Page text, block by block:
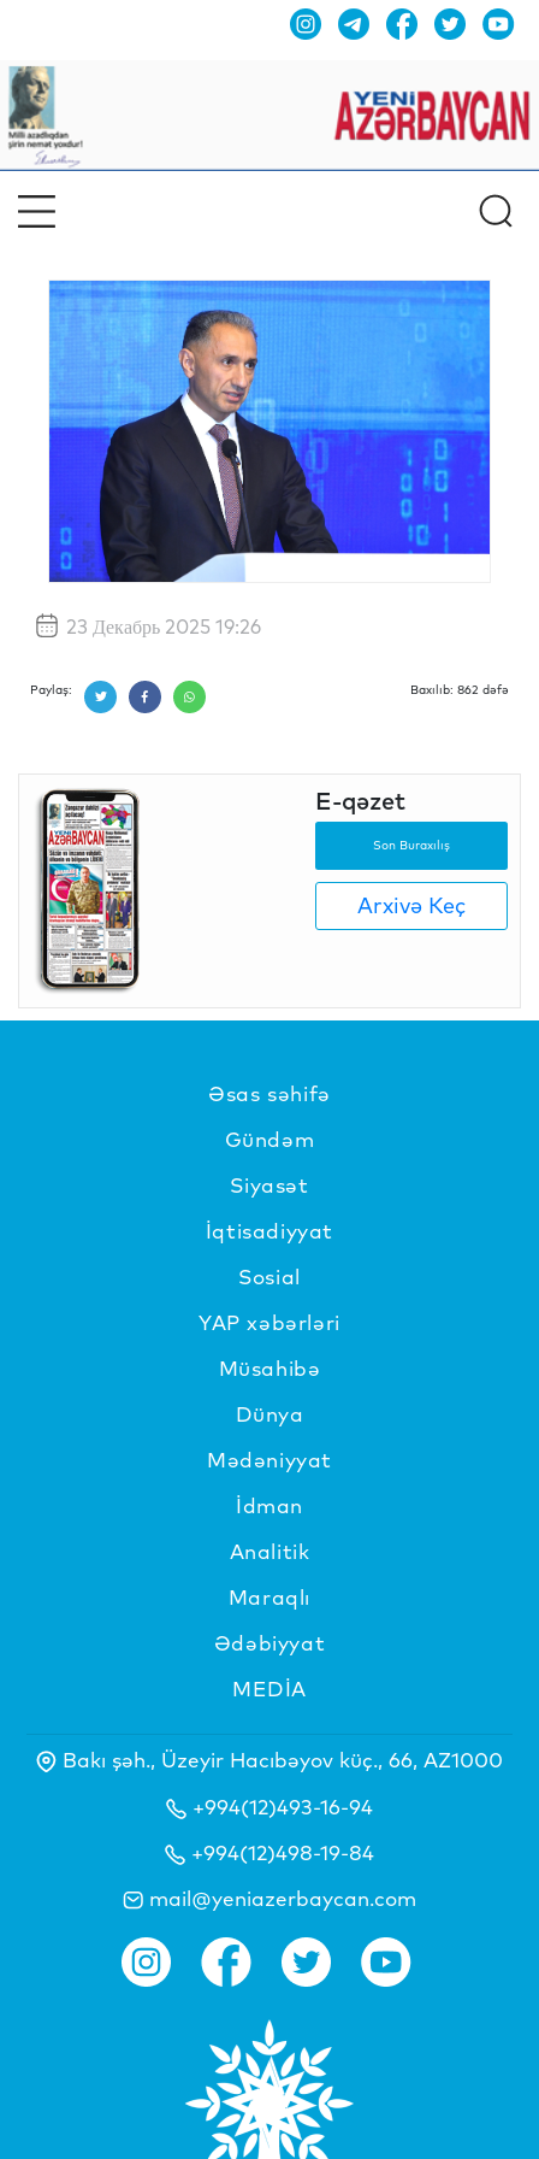
23 Декабрь 2025 19:26
Paylaş: Baxılıb: 862 dəfə
E-qəzet
Son Buraxılış
Arxivə Keç
Əsas səhifə
Gündəm
Siyasət
İqtisadiyyat
Sosial
YAP xəbərləri
Müsahibə
Dünya
Mədəniyyat
İdman
Analitik
Maraqlı
Ədəbiyyat
MEDİA
Bakı şəh., Üzeyir Hacıbəyov küç., 66, AZ1000
+994(12)493-16-94
+994(12)498-19-84
mail@yeniazerbaycan.com